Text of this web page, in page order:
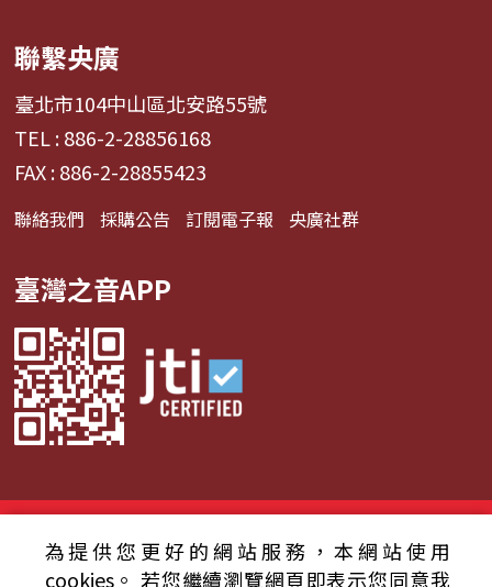
聯繫央廣
臺北市104中山區北安路55號
TEL : 886-2-28856168
FAX : 886-2-28855423
聯絡我們 採購公告 訂閱電子報 央廣社群
臺灣之音APP
© 2024財團法人中央廣播電臺 版權所有
資通安全政策聲明
服務條款 隱私權條款
為提供您更好的網站服務，本網站使用
cookies。 若您繼續瀏覽網頁即表示您同意我